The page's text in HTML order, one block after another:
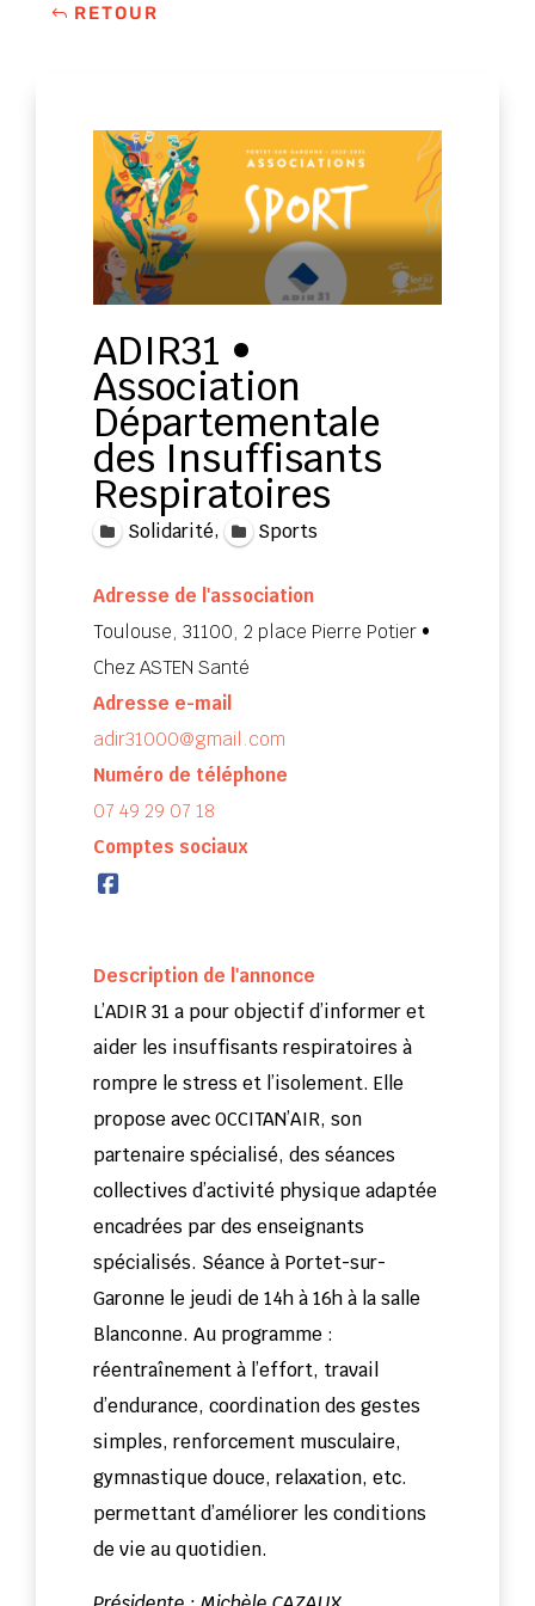
RETOUR
ADIR31 •
Association
Départementale
des Insuffisants
Respiratoires
Solidarité, Sports
Adresse de l'association
Toulouse, 31100, 2 place Pierre Potier •
Chez ASTEN Santé
Adresse e-mail
adir31000@gmail.com
Numéro de téléphone
07 49 29 07 18
Comptes sociaux
Description de l'annonce
L’ADIR 31 a pour objectif d’informer et
aider les insuffisants respiratoires à
rompre le stress et l’isolement. Elle
propose avec OCCITAN’AIR, son
partenaire spécialisé, des séances
collectives d’activité physique adaptée
encadrées par des enseignants
spécialisés. Séance à Portet-sur-
Garonne le jeudi de 14h à 16h à la salle
Blanconne. Au programme :
réentraînement à l’effort, travail
d’endurance, coordination des gestes
simples, renforcement musculaire,
gymnastique douce, relaxation, etc.
permettant d’améliorer les conditions
de vie au quotidien.